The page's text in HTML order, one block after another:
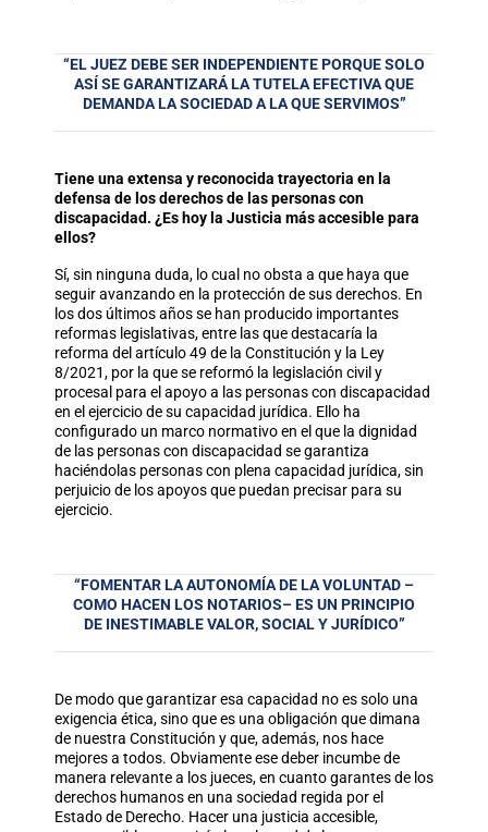
“EL JUEZ DEBE SER INDEPENDIENTE PORQUE SOLO
ASÍ SE GARANTIZARÁ LA TUTELA EFECTIVA QUE
DEMANDA LA SOCIEDAD A LA QUE SERVIMOS”
Tiene una extensa y reconocida trayectoria en la
defensa de los derechos de las personas con
discapacidad. ¿Es hoy la Justicia más accesible para
ellos?
Sí, sin ninguna duda, lo cual no obsta a que haya que
seguir avanzando en la protección de sus derechos. En
los dos últimos años se han producido importantes
reformas legislativas, entre las que destacaría la
reforma del artículo 49 de la Constitución y la Ley
8/2021, por la que se reformó la legislación civil y
procesal para el apoyo a las personas con discapacidad
en el ejercicio de su capacidad jurídica. Ello ha
configurado un marco normativo en el que la dignidad
de las personas con discapacidad se garantiza
haciéndolas personas con plena capacidad jurídica, sin
perjuicio de los apoyos que puedan precisar para su
ejercicio.
“FOMENTAR LA AUTONOMÍA DE LA VOLUNTAD –
COMO HACEN LOS NOTARIOS– ES UN PRINCIPIO
DE INESTIMABLE VALOR, SOCIAL Y JURÍDICO”
De modo que garantizar esa capacidad no es solo una
exigencia ética, sino que es una obligación que dimana
de nuestra Constitución y que, además, nos hace
mejores a todos. Obviamente ese deber incumbe de
manera relevante a los jueces, en cuanto garantes de los
derechos humanos en una sociedad regida por el
Estado de Derecho. Hacer una justicia accesible,